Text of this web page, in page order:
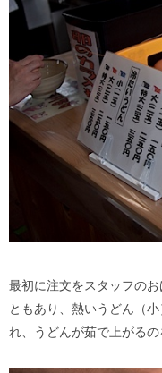
最初に注文をスタッフの
ともあり、熱いうどん（
れ、うどんが茹で上がるの